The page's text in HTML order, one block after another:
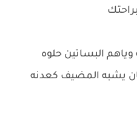
وياهم البساتين حلوه
يشبه المضيف كعدنه